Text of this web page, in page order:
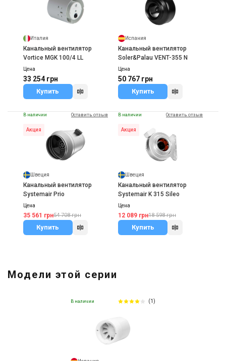
Италия
Канальный вентилятор
Vortice MGK 100/4 LL
Цена
33 254 грн
Купить
Испания
Канальный вентилятор
Soler&Palau VENT-355 N
Цена
50 767 грн
Купить
В наличии Оставить отзыв
Акция
Швеция
Канальный вентилятор
Systemair Prio
Цена
35 561 грн54 708 грн
Купить
В наличии Оставить отзыв
Акция
Швеция
Канальный вентилятор
Systemair K 315 Sileo
Цена
12 089 грн18 598 грн
Купить
Модели этой серии
В наличии (1)